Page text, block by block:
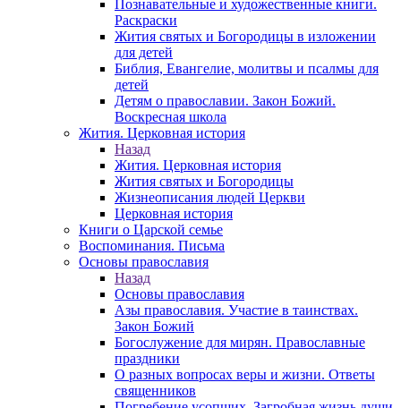
Познавательные и художественные книги.
Раскраски
Жития святых и Богородицы в изложении
для детей
Библия, Евангелие, молитвы и псалмы для
детей
Детям о православии. Закон Божий.
Воскресная школа
Жития. Церковная история
Назад
Жития. Церковная история
Жития святых и Богородицы
Жизнеописания людей Церкви
Церковная история
Книги о Царской семье
Воспоминания. Письма
Основы православия
Назад
Основы православия
Азы православия. Участие в таинствах.
Закон Божий
Богослужение для мирян. Православные
праздники
О разных вопросах веры и жизни. Ответы
священников